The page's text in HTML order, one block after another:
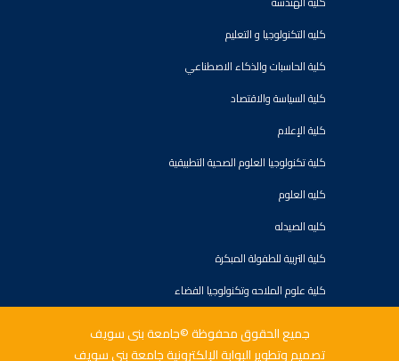
كليه التكنولوجيا و التعليم
كلية الحاسبات والذكاء الاصطناعي
كلية السياسة والاقتصاد
كلية الإعلام
كلية تكنولوجيا العلوم الصحية التطبيقية
كليه العلوم
كليه الصيدله
كلية التربية للطفولة المبكرة
كلية علوم الملاحه وتكنولوجيا الفضاء
جميع الحقوق محفوظة ©جامعة بنى سويف
تصميم وتطوير البوابة الإلكترونية جامعة بنى سويف